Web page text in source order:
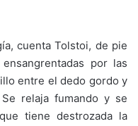
cuenta Tolstoi, de pie
por las
entre el dedo gordo y
relaja fumando y se
tiene destrozada la